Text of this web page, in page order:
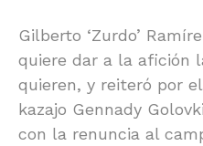
Gilberto ‘Zurdo’
quiere dar a la afición
quieren, y reiteró por
kazajo Gennady
con la renuncia al